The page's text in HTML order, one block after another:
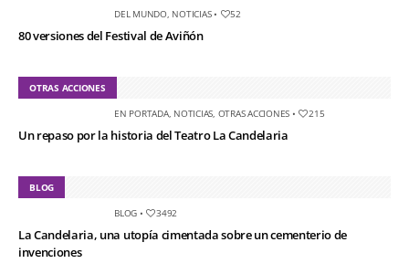
DEL MUNDO, NOTICIAS• 52
80 versiones del Festival de Aviñón
OTRAS ACCIONES
EN PORTADA, NOTICIAS, OTRAS ACCIONES • 215
Un repaso por la historia del Teatro La Candelaria
BLOG
BLOG • 3492
La Candelaria, una utopía cimentada sobre un cementerio de
invenciones